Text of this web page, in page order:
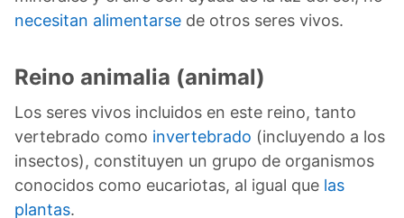
necesitan alimentarse de otros seres vivos.
Reino animalia (animal)
Los seres vivos incluidos en este reino, tanto
vertebrado como invertebrado (incluyendo a los
insectos), constituyen un grupo de organismos
conocidos como eucariotas, al igual que las
plantas.